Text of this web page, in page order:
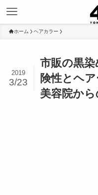
ホーム ヘアカラー
市販の黒
険性とヘ
美容院か
2019
3/23